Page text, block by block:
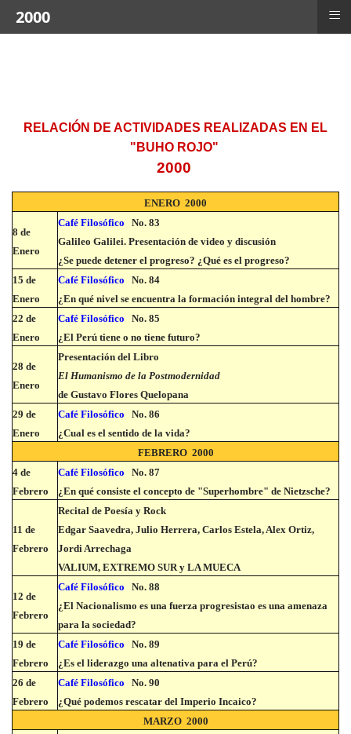
RELACIÓN DE ACTIVIDADES REALIZADAS EN EL
"BUHO ROJO"
2000
ENERO 2000
8 de
Enero
Café Filosófico No. 83
Galileo Galilei. Presentación de video y discusión
¿Se puede detener el progreso? ¿Qué es el progreso?
15 de
Enero
Café Filosófico No. 84
¿En qué nivel se encuentra la formación integral del hombre?
22 de
Enero
Café Filosófico No. 85
¿El Perú tiene o no tiene futuro?
28 de
Enero
Presentación del Libro
El Humanismo de la Postmodernidad
de Gustavo Flores Quelopana
29 de
Enero
Café Filosófico No. 86
¿Cual es el sentido de la vida?
FEBRERO 2000
4 de
Febrero
Café Filosófico No. 87
¿En qué consiste el concepto de "Superhombre" de Nietzsche?
11 de
Febrero
Recital de Poesía y Rock
Edgar Saavedra, Julio Herrera, Carlos Estela, Alex Ortiz,
Jordi Arrechaga
VALIUM, EXTREMO SUR y LA MUECA
12 de
Febrero
Café Filosófico No. 88
¿El Nacionalismo es una fuerza progresistao es una amenaza
para la sociedad?
19 de
Febrero
Café Filosófico No. 89
¿Es el liderazgo una altenativa para el Perú?
26 de
Febrero
Café Filosófico No. 90
¿Qué podemos rescatar del Imperio Incaico?
MARZO 2000
2000 ≡